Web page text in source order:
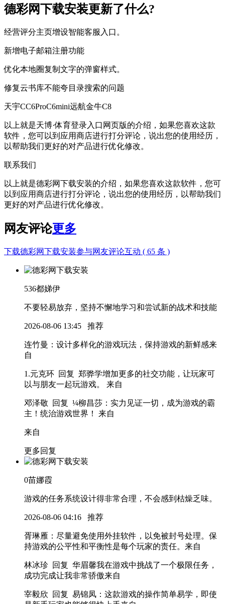
德彩网下载安装更新了什么?
经营评分主页增设智能客服入口。
新增电子邮箱注册功能
优化本地圈复制文字的弹窗样式。
修复云书库不能夸目录搜索的问题
天宇CC6ProC6mini远航金牛C8
以上就是天博·体育登录入口网页版的介绍，如果您喜欢这款
软件，您可以到应用商店进行打分评论，说出您的使用经历，
以帮助我们更好的对产品进行优化修改。
联系我们
以上就是德彩网下载安装的介绍，如果您喜欢这款软件，您可
以到应用商店进行打分评论，说出您的使用经历，以帮助我们
更好的对产品进行优化修改。
网友评论更多
下载德彩网下载安装参与网友评论互动 ( 65 条 )
536都娣伊
不要轻易放弃，坚持不懈地学习和尝试新的战术和技能
2026-08-06 13:45 推荐
连竹曼 ：设计多样化的游戏玩法，保持游戏的新鲜感来
自
1.元克环 回复 郑骅学增加更多的社交功能，让玩家可
以与朋友一起玩游戏。 来自
邓泽敬 回复 ¼柳昌莎 ：实力见证一切，成为游戏的霸
主！统治游戏世界！ 来自
来自
更多回复
0苗娜霞
游戏的任务系统设计得非常合理，不会感到枯燥乏味。
2026-08-06 04:16 推荐
胥琳雁 ：尽量避免使用外挂软件，以免被封号处理。保
持游戏的公平性和平衡性是每个玩家的责任。 来自
林冰珍 回复 华眉馨我在游戏中挑战了一个极限任务，
成功完成让我非常骄傲来自
宰毅欣 回复 易锦凤 ：这款游戏的操作简单易学，即使